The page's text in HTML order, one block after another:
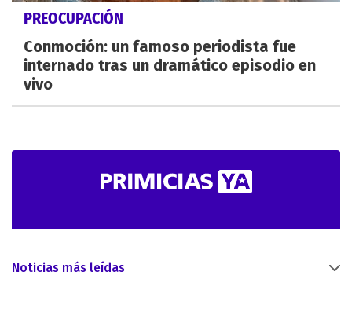
PREOCUPACIÓN
Conmoción: un famoso periodista fue
internado tras un dramático episodio en
vivo
Noticias más leídas